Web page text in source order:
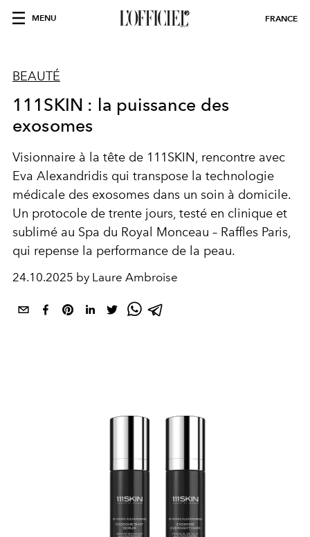
MENU FRANCE
BEAUTÉ
111SKIN : la puissance des
exosomes
Visionnaire à la tête de 111SKIN, rencontre avec
Eva Alexandridis qui transpose la technologie
médicale des exosomes dans un soin à domicile.
Un protocole de trente jours, testé en clinique et
sublimé au Spa du Royal Monceau – Raffles Paris,
qui repense la performance de la peau.
24.10.2025 by Laure Ambroise